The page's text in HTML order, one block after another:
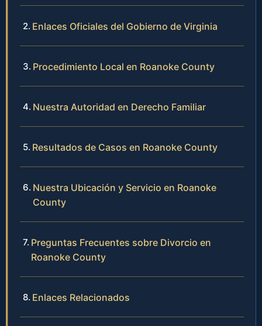
Enlaces Oficiales del Gobierno de Virginia
Procedimiento Local en Roanoke County
Nuestra Autoridad en Derecho Familiar
Resultados de Casos en Roanoke County
Nuestra Ubicación y Servicio en Roanoke
County
Preguntas Frecuentes sobre Divorcio en
Roanoke County
Enlaces Relacionados